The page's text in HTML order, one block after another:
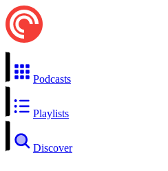
Podcasts
Playlists
Discover